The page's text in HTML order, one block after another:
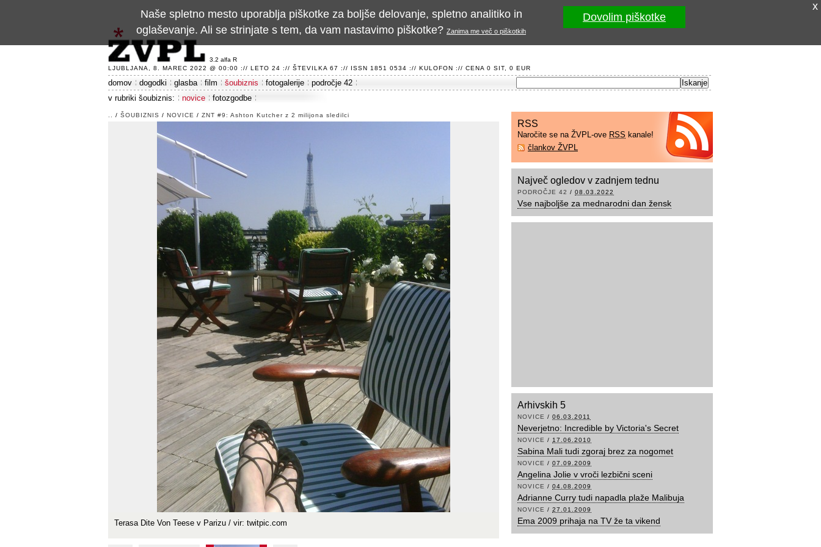
3.2 alfa R
LJUBLJANA, 8. MAREC 2022 @ 00:00 :// LETO 24 :// ŠTEVILKA 67 :// ISSN 1851 0534 :// KULOFON :// CENA 0 SIT, 0 EUR
domov dogodki glasba film šoubiznis fotogalerije
področje 42
v rubriki šoubiznis:
novice fotozgodbe
/ ŠOUBIZNIS / NOVICE / ZNT #9: Ashton Kutcher z 2 milijona sledilci
Terasa Dite Von Teese v Parizu / vir: twitpic.com
RSS
Naročite se na ŽVPL-ove RSS kanale!
člankov ŽVPL
Največ ogledov v zadnjem tednu
PODROČJE 42 / 08.03.2022
Vse najboljše za mednarodni dan žensk
Arhivskih 5
NOVICE / 06.03.2011
Neverjetno: Incredible by Victoria's Secret
NOVICE / 17.06.2010
Sabina Mali tudi zgoraj brez za nogomet
NOVICE / 07.09.2009
Angelina Jolie v vroči lezbični sceni
NOVICE / 04.08.2009
Adrianne Curry tudi napadla plaže Malibuja
NOVICE / 27.01.2009
Ema 2009 prihaja na TV že ta vikend
x
Naše spletno mesto uporablja piškotke za boljše delovanje, spletno analitiko in
oglaševanje. Ali se strinjate s tem, da vam nastavimo piškotke? Zanima me več o piškotkih
Dovolim piškotke